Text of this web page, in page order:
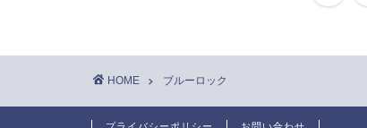
HOME ブルーロック